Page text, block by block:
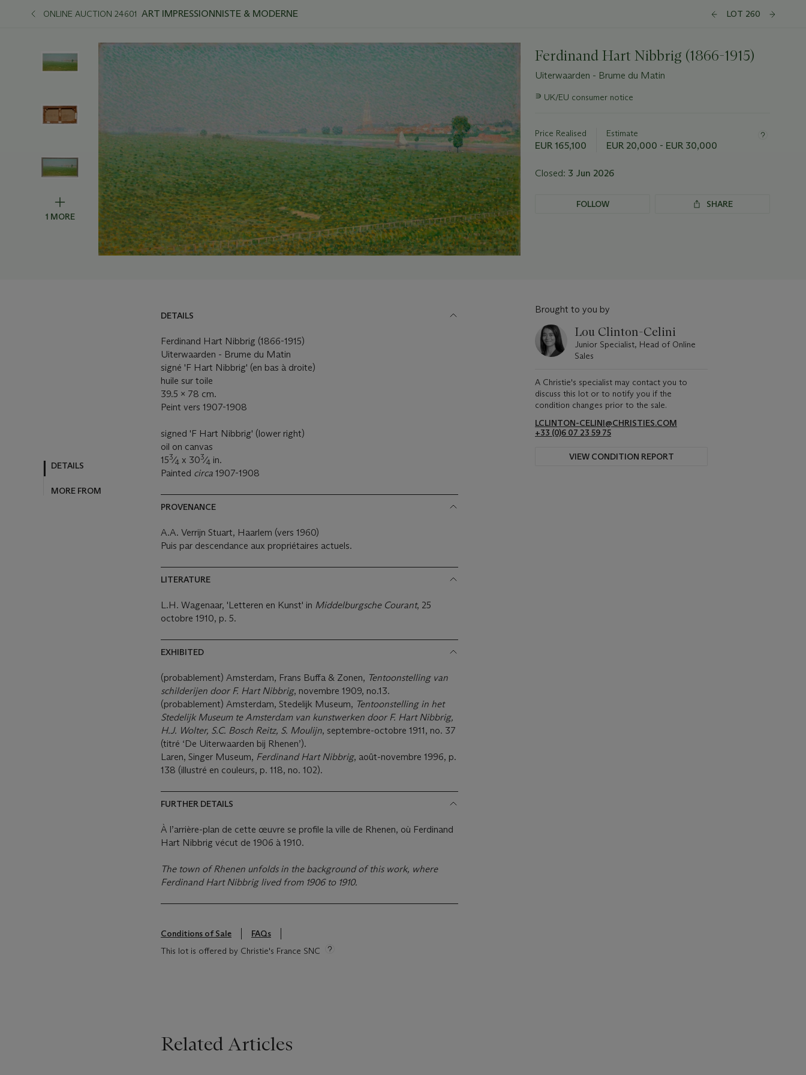
ONLINE AUCTION 24601 ART IMPRESSIONNISTE & MODERNE LOT 260
1 MORE
Ferdinand Hart Nibbrig (1866-1915)
Uiterwaarden - Brume du Matin
Important
lot
∍ UK/EU consumer notice
Price Realised
EUR 165,100
Estimate
EUR 20,000 - EUR 30,000
Closed: 3 Jun 2026
FOLLOW SHARE
DETAILS
MORE FROM
DETAILS
Ferdinand Hart Nibbrig (1866-1915)
Uiterwaarden - Brume du Matin
signé 'F Hart Nibbrig' (en bas à droite)
huile sur toile
39.5 x 78 cm.
Peint vers 1907-1908
signed 'F Hart Nibbrig' (lower right)
oil on canvas
153⁄4 x 303⁄4 in.
Painted circa 1907-1908
PROVENANCE
A.A. Verrijn Stuart, Haarlem (vers 1960)
Puis par descendance aux propriétaires actuels.
LITERATURE
L.H. Wagenaar, 'Letteren en Kunst' in Middelburgsche Courant, 25
octobre 1910, p. 5.
EXHIBITED
(probablement) Amsterdam, Frans Buffa & Zonen, Tentoonstelling van
schilderijen door F. Hart Nibbrig, novembre 1909, no.13.
(probablement) Amsterdam, Stedelijk Museum, Tentoonstelling in het
Stedelijk Museum te Amsterdam van kunstwerken door F. Hart Nibbrig,
H.J. Wolter, S.C. Bosch Reitz, S. Moulijn, septembre-octobre 1911, no. 37
(titré ‘De Uiterwaarden bij Rhenen’).
Laren, Singer Museum, Ferdinand Hart Nibbrig, août-novembre 1996, p.
138 (illustré en couleurs, p. 118, no. 102).
FURTHER DETAILS
À l’arrière-plan de cette œuvre se profile la ville de Rhenen, où Ferdinand
Hart Nibbrig vécut de 1906 à 1910.
The town of Rhenen unfolds in the background of this work, where
Ferdinand Hart Nibbrig lived from 1906 to 1910.
Conditions of Sale
FAQs
This lot is offered by Christie's France SNC
Brought to you by
Lou Clinton-Celini
Junior Specialist, Head of Online
Sales
A Christie's specialist may contact you to
discuss this lot or to notify you if the
condition changes prior to the sale.
LCLINTON-CELINI@CHRISTIES.COM
+33 ‌(0)6 07 23 59 75
VIEW CONDITION REPORT
Related Articles